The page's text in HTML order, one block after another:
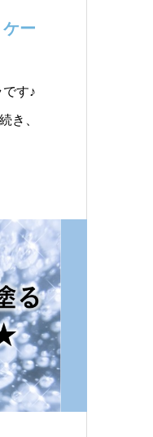
ー
す♪
き、